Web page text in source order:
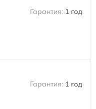
1 год
1 год